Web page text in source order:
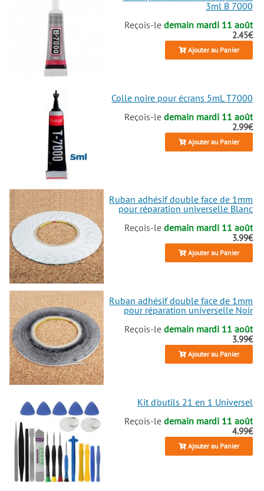
100 %. Explorez et choisissez les
pièces
idéales pour votre appareil
3ml B 7000
Reçois-ledemain mardi 11 août
2.45€
Ajouter au Panier
Colle noire pour écrans 5mL T7000
Reçois-ledemain mardi 11 août
2.99€
Ajouter au Panier
Ruban adhésif double face de 1mm
pour réparation universelle Blanc
Reçois-ledemain mardi 11 août
3.99€
Ajouter au Panier
Ruban adhésif double face de 1mm
pour réparation universelle Noir
Reçois-ledemain mardi 11 août
3.99€
Ajouter au Panier
Kit d'outils 21 en 1 Universel
Reçois-ledemain mardi 11 août
4.99€
Ajouter au Panier